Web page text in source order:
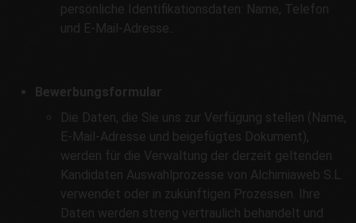
persönliche Identifikationsdaten: Name, Telefon
und E-Mail-Adresse..
Bewerbungsformular
Die Daten, die Sie uns zur Verfügung stellen (Name,
E-Mail-Adresse und beigefügtes Dokument),
werden für die Verwaltung der derzeit geltenden
Kandidaten Auswahlprozesse von Alchimiaweb S.L.
verwendet oder in zukünftigen Prozessen. Ihre
Daten werden streng vertraulich behandelt und